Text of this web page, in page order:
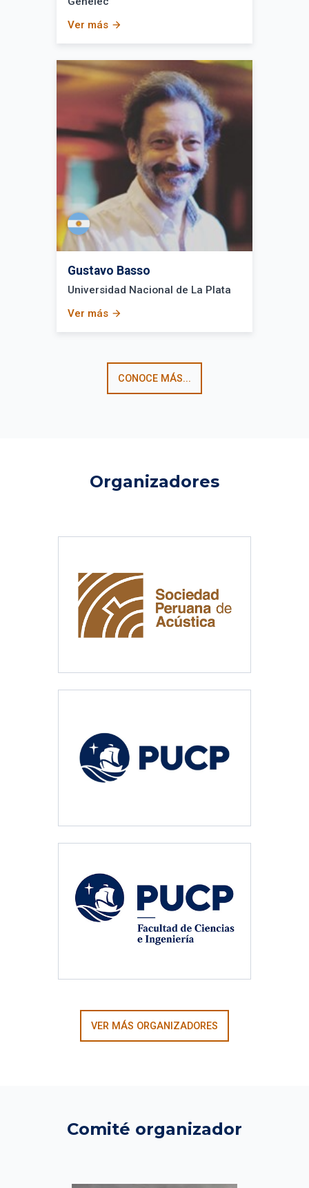
Ver más arrow_forward
Gustavo Basso
Universidad Nacional de La Plata
Ver más arrow_forward
CONOCE MÁS...
Organizadores
VER MÁS ORGANIZADORES
Comité organizador